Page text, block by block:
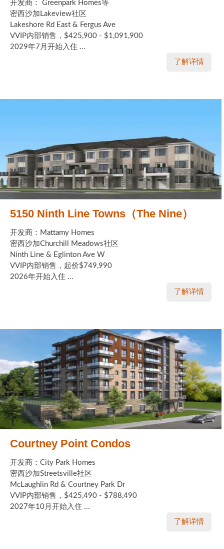
开发商： Greenpark Homes等
密西沙加Lakeview社区
Lakeshore Rd East & Fergus Ave
VVIP内部销售，$425,900 - $1,091,900
2029年7月开始入住 ...
了解详情
5150 Ninth Line Towns（The Nine）
开发商：Mattamy Homes
密西沙加Churchill Meadows社区
Ninth Line & Eglinton Ave W
VVIP内部销售，起价$749,990
2026年开始入住 ...
了解详情
Courtney Point Condos
开发商：City Park Homes
密西沙加Streetsville社区
McLaughlin Rd & Courtney Park Dr
VVIP内部销售，$425,490 - $788,490
2027年10月开始入住 ...
了解详情